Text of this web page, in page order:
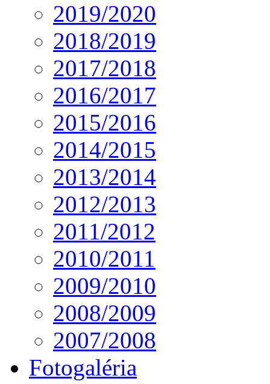
2019/2020
2018/2019
2017/2018
2016/2017
2015/2016
2014/2015
2013/2014
2012/2013
2011/2012
2010/2011
2009/2010
2008/2009
2007/2008
Fotogaléria